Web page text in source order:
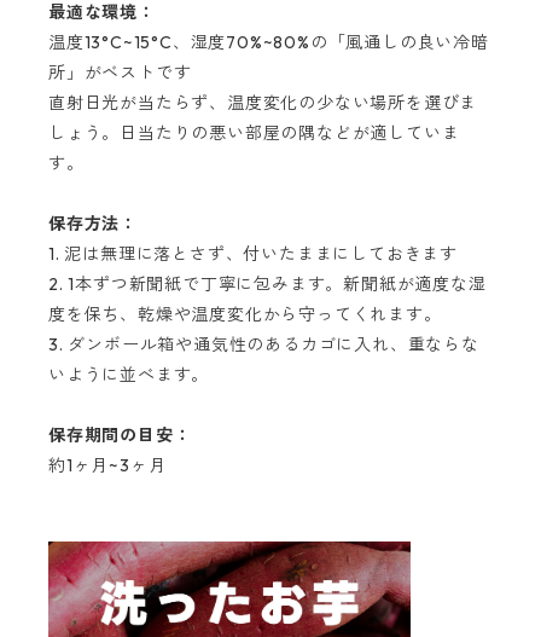
最適な環境：
温度13°C~15°C、湿度70%~80%の「風通しの良い冷暗
所」がベストです
直射日光が当たらず、温度変化の少ない場所を選びま
しょう。日当たりの悪い部屋の隅などが適していま
す。
保存方法：
1. 泥は無理に落とさず、付いたままにしておきます
2. 1本ずつ新聞紙で丁寧に包みます。新聞紙が適度な湿
度を保ち、乾燥や温度変化から守ってくれます。
3. ダンボール箱や通気性のあるカゴに入れ、重ならな
いように並べます。
保存期間の目安：
約1ヶ月~3ヶ月